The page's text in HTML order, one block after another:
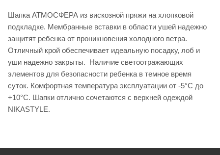
Шапка АТМОСФЕРА из вискозной пряжи на хлопковой
подкладке. Мембранные вставки в области ушей надежно
защитят ребенка от проникновения холодного ветра.
Отличный крой обеспечивает идеальную посадку, лоб и
уши надежно закрыты. Наличие светоотражающих
элементов для безопасности ребенка в темное время
суток. Комфортная температура эксплуатации от -5°С до
+10°С. Шапки отлично сочетаются с верхней одеждой
NIKASTYLE.